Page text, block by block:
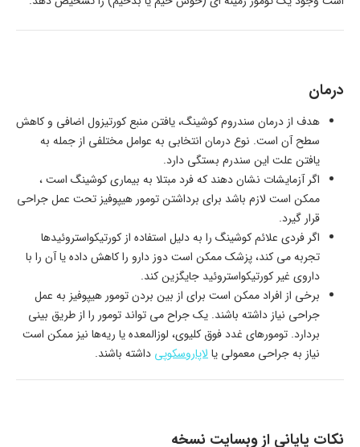
درمان
هدف از درمان سندروم کوشینگ، یافتن منبع کورتیزول اضافی و کاهش
سطح آن است. نوع درمان انتخابی به عوامل مختلفی از جمله به
یافتن علت این سندرم بستگی دارد.
اگر آزمایشات نشان دهند که فرد مبتلا به بیماری کوشینگ است ،
ممکن است لازم باشد برای برداشتن تومور هیپوفیز تحت عمل جراحی
قرار گیرد.
اگر فردی علائم کوشینگ را به دلیل استفاده از کورتیکواستروئیدها
تجربه می کند، پزشک ممکن است دوز دارو را کاهش داده یا آن را با
داروی غیر کورتیکواستروئید جایگزین کند.
برخی از افراد ممکن است برای از بین بردن تومور هیپوفیز به عمل
جراحی نیاز داشته باشند. یک جراح می تواند تومور را از طریق بینی
بردارد. تومورهای غدد فوق کلیوی، لوزالمعده یا ریه‌ها نیز ممکن است
نیاز به جراحی معمولی یالاپاروسکوپی داشته باشند.
نکات پایانی از وبسایت نسخه